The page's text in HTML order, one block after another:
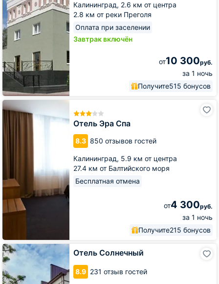
Калининград, 2.6 км от центра
2.8 км от реки Преголя
Оплата при заселении
Завтрак включён
от10 300руб.
за 1 ночь
Получите515 бонусов
Отель Эра Спа
8.3 850 отзывов гостей
Калининград, 5.9 км от центра
27.4 км от Балтийского моря
Бесплатная отмена
от4 300руб.
за 1 ночь
Получите215 бонусов
Отель
Эра
Спа
Отель Солнечный
8.9 231 отзыв гостей
Отель
Солнечный